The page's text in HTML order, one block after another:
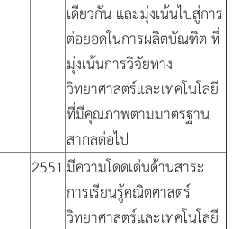
เดียวกัน และมุ่งเน้นไปสู่การ
ต่อยอดในการผลิตบัณฑิต ที่
มุ่งเน้นการวิจัยทาง
วิทยาศาสตร์และเทคโนโลยี
ที่มีคุณภาพตามมาตรฐาน
สากลต่อไป
2551มีความโดดเด่นด้านสาระ
การเรียนรู้คณิตศาสตร์
วิทยาศาสตร์และเทคโนโลยี